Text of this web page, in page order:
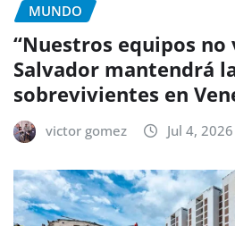
MUNDO
“Nuestros equipos no
Salvador mantendrá
sobrevivientes en
victor gomez Jul 4, 2026